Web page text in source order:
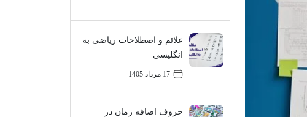
علائم و اصطلاحات ریاضی به
انگلیسی
17 مرداد 1405
حروف اضافه زمان در